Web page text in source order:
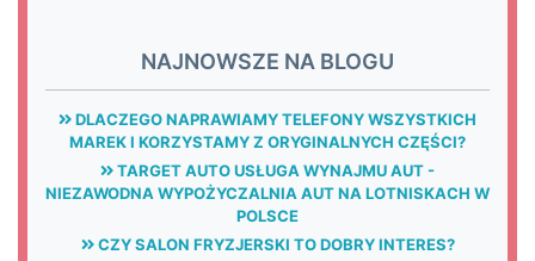
NAJNOWSZE NA BLOGU
DLACZEGO NAPRAWIAMY TELEFONY WSZYSTKICH
MAREK I KORZYSTAMY Z ORYGINALNYCH CZĘŚCI?
TARGET AUTO USŁUGA WYNAJMU AUT -
NIEZAWODNA WYPOŻYCZALNIA AUT NA LOTNISKACH W
POLSCE
CZY SALON FRYZJERSKI TO DOBRY INTERES?